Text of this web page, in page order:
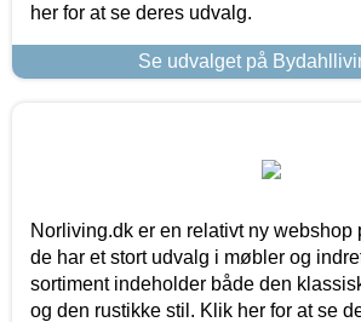
her for at se deres udvalg.
Se udvalget på
Norliving.dk er en relativt ny webshop
de har et stort udvalg i møbler og
sortiment indeholder både den
og den rustikke stil. Klik her for at se